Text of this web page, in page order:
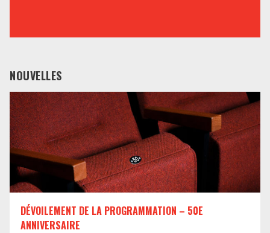
NOUVELLES
DÉVOILEMENT DE LA PROGRAMMATION – 50E
ANNIVERSAIRE